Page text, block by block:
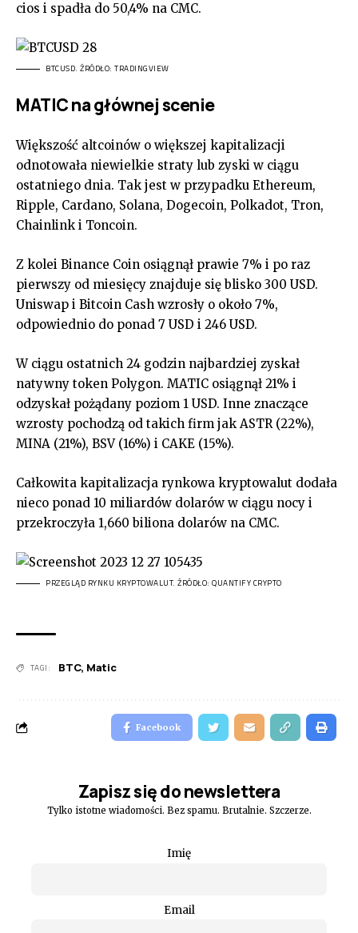
cios i spadła do 50,4% na CMC.
BTCUSD. ŹRÓDŁO: TRADINGVIEW
MATIC na głównej scenie
Większość altcoinów o większej kapitalizacji
odnotowała niewielkie straty lub zyski w ciągu
ostatniego dnia. Tak jest w przypadku Ethereum,
Ripple, Cardano, Solana, Dogecoin, Polkadot, Tron,
Chainlink i Toncoin.
Z kolei Binance Coin osiągnął prawie 7% i po raz
pierwszy od miesięcy znajduje się blisko 300 USD.
Uniswap i Bitcoin Cash wzrosły o około 7%,
odpowiednio do ponad 7 USD i 246 USD.
W ciągu ostatnich 24 godzin najbardziej zyskał
natywny token Polygon. MATIC osiągnął 21% i
odzyskał pożądany poziom 1 USD. Inne znaczące
wzrosty pochodzą od takich firm jak ASTR (22%),
MINA (21%), BSV (16%) i CAKE (15%).
Całkowita kapitalizacja rynkowa kryptowalut dodała
nieco ponad 10 miliardów dolarów w ciągu nocy i
przekroczyła 1,660 biliona dolarów na CMC.
PRZEGLĄD RYNKU KRYPTOWALUT. ŹRÓDŁO: QUANTIFY CRYPTO
TAGI: BTC, Matic
Facebook
Zapisz się do newslettera
Tylko istotne wiadomości. Bez spamu. Brutalnie. Szczerze.
Imię
Email